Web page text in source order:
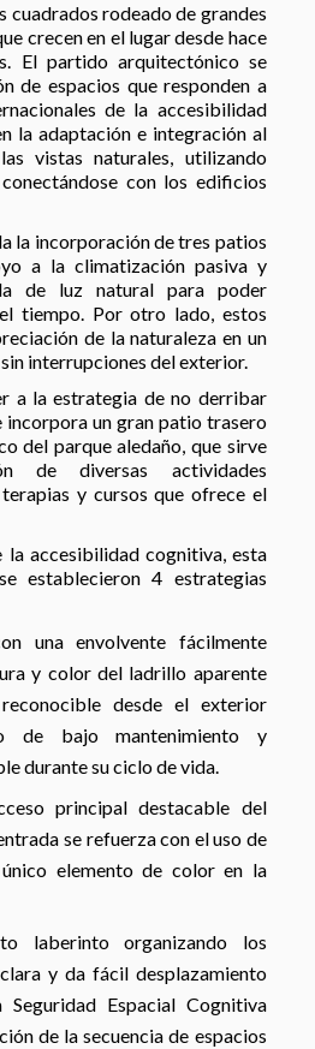
cuadrados rodeado de grandes
crecen en el lugar desde hace
El partido arquitectónico se
de espacios que responden a
de la accesibilidad
la adaptación e integración al
vistas naturales, utilizando
con los edificios
la incorporación de tres patios
a la climatización pasiva y
de luz natural para poder
tiempo. Por otro lado, estos
de la naturaleza en un
interrupciones del exterior.
a la estrategia de no derribar
incorpora un gran patio trasero
del parque aledaño, que sirve
de diversas actividades
y cursos que ofrece el
la accesibilidad cognitiva, esta
establecieron 4 estrategias
una envolvente fácilmente
y color del ladrillo aparente
desde el exterior
de bajo mantenimiento y
durante su ciclo de vida.
principal destacable del
se refuerza con el uso de
elemento de color en la
laberinto organizando los
y da fácil desplazamiento
Espacial Cognitiva
de la secuencia de espacios